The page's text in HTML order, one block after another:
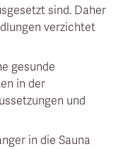
sind. Daher
verzichtet
gesunde
in der
und
in die Sauna